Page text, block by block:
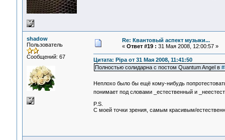
shadow
Пользователь
Сообщений: 67
Re: Квантовый аспект музыки...
« Ответ #19 : 31 Мая 2008, 12:00:57 »
Цитата: Pipa от 31 Мая 2008, 11:41:50
Полностью солидарна с постом Quantum Angel в
Неплохо было бы ещё кому-нибудь
понимает под словами _естественный и
P.S.
С моей точки зрения, самым красивым/